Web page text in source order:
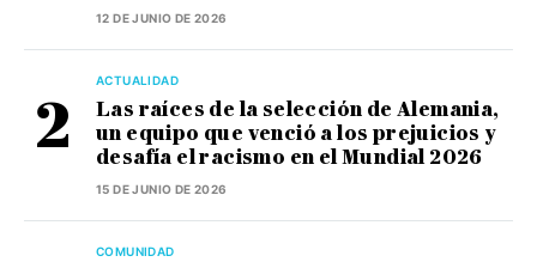
12 DE JUNIO DE 2026
ACTUALIDAD
Las raíces de la selección de Alemania,
un equipo que venció a los prejuicios y
desafía el racismo en el Mundial 2026
15 DE JUNIO DE 2026
COMUNIDAD